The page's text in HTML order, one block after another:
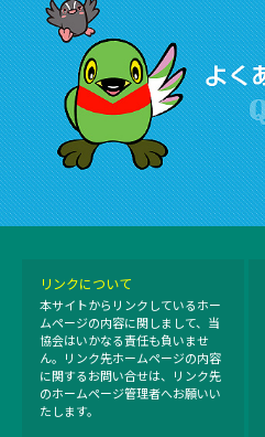
リンクについて
本サイトからリンクしているホー
ムページの内容に関しまして、当
協会はいかなる責任も負いませ
ん。リンク先ホームページの内容
に関するお問い合せは、リンク先
のホームページ管理者へお願いい
たします。